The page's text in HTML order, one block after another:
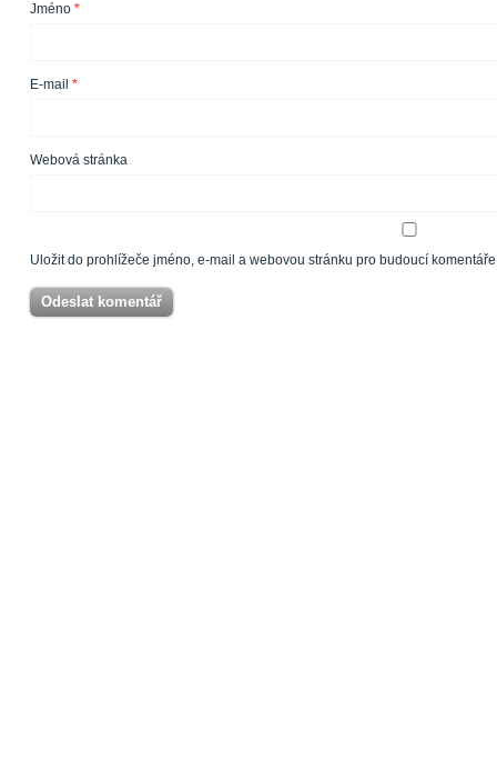
Jméno *
E-mail *
Webová stránka
Uložit do prohlížeče jméno, e-mail a webovou stránku pro budoucí